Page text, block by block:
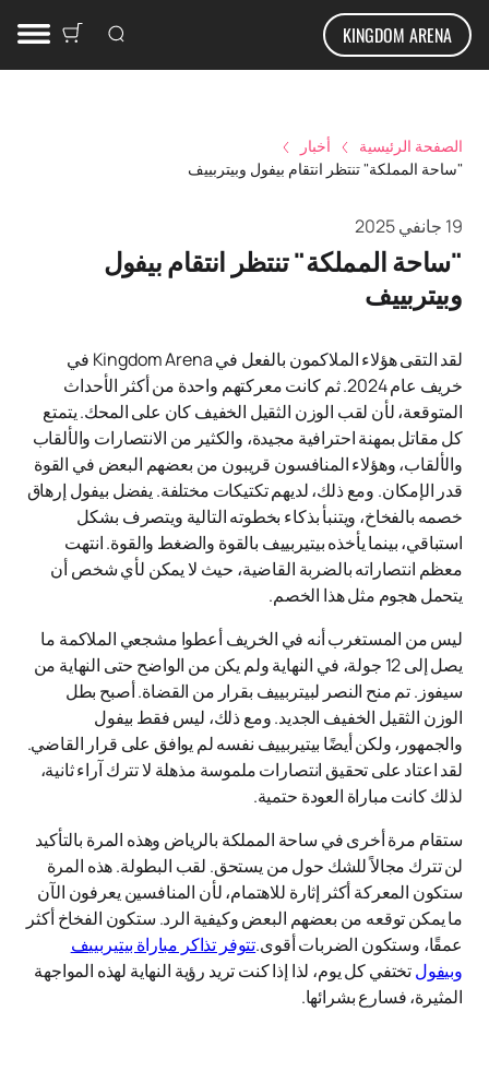
KINGDOM ARENA
الصفحة الرئيسية
أخبار
"ساحة المملكة" تنتظر انتقام بيفول وبيتربييف
19 جانفي 2025
"ساحة المملكة" تنتظر انتقام بيفول
وبيتربييف
لقد التقى هؤلاء الملاكمون بالفعل في Kingdom Arena في
خريف عام 2024. ثم كانت معركتهم واحدة من أكثر الأحداث
المتوقعة، لأن لقب الوزن الثقيل الخفيف كان على المحك. يتمتع
كل مقاتل بمهنة احترافية مجيدة، والكثير من الانتصارات والألقاب
والألقاب، وهؤلاء المنافسون قريبون من بعضهم البعض في القوة
قدر الإمكان. ومع ذلك، لديهم تكتيكات مختلفة. يفضل بيفول إرهاق
خصمه بالفخاخ، ويتنبأ بذكاء بخطوته التالية ويتصرف بشكل
استباقي، بينما يأخذه بيتيربييف بالقوة والضغط والقوة. انتهت
معظم انتصاراته بالضربة القاضية، حيث لا يمكن لأي شخص أن
يتحمل هجوم مثل هذا الخصم.
ليس من المستغرب أنه في الخريف أعطوا مشجعي الملاكمة ما
يصل إلى 12 جولة، في النهاية ولم يكن من الواضح حتى النهاية من
سيفوز. تم منح النصر لبيتربييف بقرار من القضاة. أصبح بطل
الوزن الثقيل الخفيف الجديد. ومع ذلك، ليس فقط بيفول
والجمهور، ولكن أيضًا بيتيربييف نفسه لم يوافق على قرار القاضي.
لقد اعتاد على تحقيق انتصارات ملموسة مذهلة لا تترك آراء ثانية،
لذلك كانت مباراة العودة حتمية.
ستقام مرة أخرى في ساحة المملكة بالرياض وهذه المرة بالتأكيد
لن تترك مجالاً للشك حول من يستحق. لقب البطولة. هذه المرة
ستكون المعركة أكثر إثارة للاهتمام، لأن المنافسين يعرفون الآن
ما يمكن توقعه من بعضهم البعض وكيفية الرد. ستكون الفخاخ أكثر
عمقًا، وستكون الضربات أقوى.تتوفر تذاكر مباراة بيتيربييف
وبيفولتختفي كل يوم، لذا إذا كنت تريد رؤية النهاية لهذه المواجهة
المثيرة، فسارع بشرائها.